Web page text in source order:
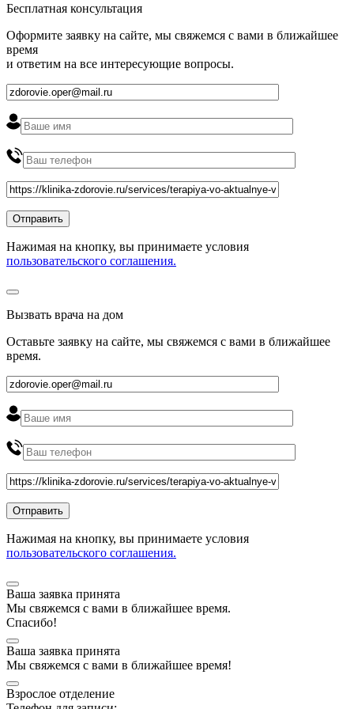
Бесплатная консультация
Оформите заявку на сайте, мы свяжемся с вами в ближайшее
время
и ответим на все интересующие вопросы.
Нажимая на кнопку, вы принимаете условия
пользовательского соглашения.
Вызвать врача на дом
Оставьте заявку на сайте, мы свяжемся с вами в ближайшее
время.
Нажимая на кнопку, вы принимаете условия
пользовательского соглашения.
Ваша заявка принята
Мы свяжемся с вами в ближайшее время.
Спасибо!
Ваша заявка принята
Мы свяжемся с вами в ближайшее время!
Взрослое отделение